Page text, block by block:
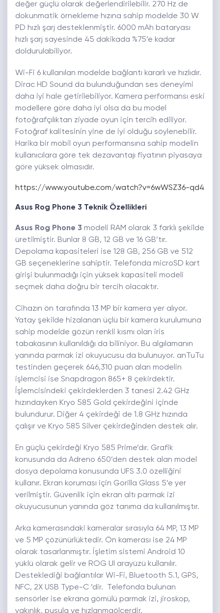
değer güçlü olarak değerlendirilebilir. 270 Hz de
dokunmatik örnekleme hızına sahip modelde 30 W
PD hızlı şarj desteklenmiştir. 6000 mAh bataryası
hızlı şarj sayesinde 45 dakikada %75’e kadar
doldurulabiliyor.
Wi-Fi 6 kullanılan modelde bağlantı kararlı ve hızlıdır.
Dirac HD Sound da bulunduğundan ses deneyimi
daha iyi hale getirilebiliyor. Kamera performansı eski
modellere göre daha iyi olsa da bu model
fotoğrafçılıktan ziyade oyun için tercih ediliyor.
Fotoğraf kalitesinin yine de iyi olduğu söylenebilir.
Harika bir mobil oyun performansına sahip modelin
kullanıcılara göre tek dezavantajı fiyatının piyasaya
göre yüksek olmasıdır.
https://www.youtube.com/watch?v=6wWSZ36-qd4
Asus Rog Phone 3 Teknik Özellikleri
Asus Rog Phone 3 modeli RAM olarak 3 farklı şekilde
üretilmiştir. Bunlar 8 GB, 12 GB ve 16 GB’tır.
Depolama kapasiteleri ise 128 GB, 256 GB ve 512
GB seçeneklerine sahiptir. Telefonda microSD kart
girişi bulunmadığı için yüksek kapasiteli modeli
seçmek daha doğru bir tercih olacaktır.
Cihazın ön tarafında 13 MP bir kamera yer alıyor.
Yatay şekilde hizalanan üçlü bir kamera kurulumuna
sahip modelde gözün renkli kısmı olan iris
tabakasının kullanıldığı da biliniyor. Bu algılamanın
yanında parmak izi okuyucusu da bulunuyor. anTuTu
testinden geçerek 646,310 puan alan modelin
işlemcisi ise Snapdragon 865+ 8 çekirdektir.
İşlemcisindeki çekirdeklerden 3 tanesi 2.42 GHz
hızındayken Kryo 585 Gold çekirdeğini içinde
bulundurur. Diğer 4 çekirdeği de 1.8 GHz hızında
çalışır ve Kryo 585 Silver çekirdeğinden destek alır.
En güçlü çekirdeği Kryo 585 Prime’dır. Grafik
konusunda da Adreno 650’den destek alan model
dosya depolama konusunda UFS 3.0 özelliğini
kullanır. Ekran koruması için Gorilla Glass 5’e yer
verilmiştir. Güvenlik için ekran altı parmak izi
okuyucusunun yanında göz tanıma da kullanılmıştır.
Arka kamerasındaki kameralar sırasıyla 64 MP, 13 MP
ve 5 MP çözünürlüktedir. Ön kamerası ise 24 MP
olarak tasarlanmıştır. İşletim sistemi Android 10
yüklü olarak gelir ve ROG UI arayüzü kullanılır.
Desteklediği bağlantılar Wi-Fi, Bluetooth 5.1, GPS,
NFC, 2X USB Type-C ‘dir. Telefonda bulunan
sensörler ise ekrana gömülü parmak izi, jiroskop,
yakınlık, pusula ve hızlanmaölçerdir.